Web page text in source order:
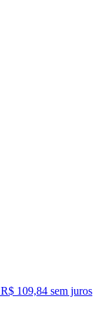
R$ 109,84 sem juros